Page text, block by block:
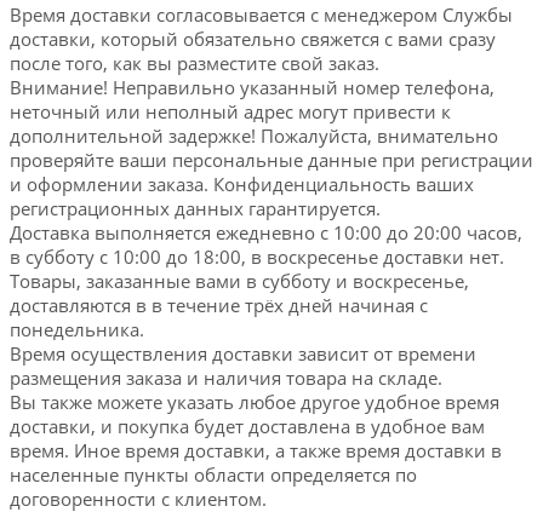
Время доставки согласовывается с менеджером Службы
доставки, который обязательно свяжется с вами сразу
после того, как вы разместите свой заказ.
Внимание! Неправильно указанный номер телефона,
неточный или неполный адрес могут привести к
дополнительной задержке! Пожалуйста, внимательно
проверяйте ваши персональные данные при регистрации
и оформлении заказа. Конфиденциальность ваших
регистрационных данных гарантируется.
Доставка выполняется ежедневно с 10:00 до 20:00 часов,
в субботу с 10:00 до 18:00, в воскресенье доставки нет.
Товары, заказанные вами в субботу и воскресенье,
доставляются в в течение трёх дней начиная с
понедельника.
Время осуществления доставки зависит от времени
размещения заказа и наличия товара на складе.
Вы также можете указать любое другое удобное время
доставки, и покупка будет доставлена в удобное вам
время. Иное время доставки, а также время доставки в
населенные пункты области определяется по
договоренности с клиентом.